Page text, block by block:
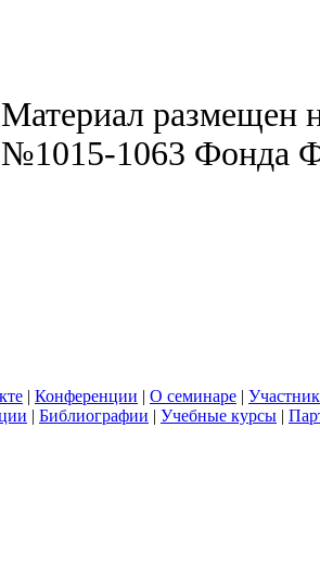
Материал размещен
№1015-1063 Фонда
| Конференции | О семинаре |
| Библиографии | Учебные курсы |